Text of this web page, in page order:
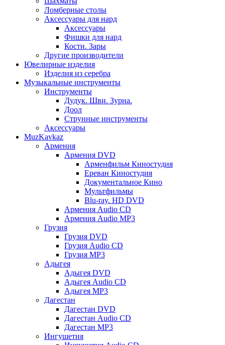
Ломберные столы
Аксессуары для нард
Аксессуары
Фишки для нард
Кости. Зары
Другие производители
Ювелирные изделия
Изделия из серебра
Музыкальные инструменты
Инструменты
Дудук. Шви. Зурна.
Доол
Струнные инструменты
Аксессуары
MuzKavkaz
Армения
Армения DVD
Арменфильм Киностудия
Ереван Киностудия
Документальное Кино
Мультфильмы
Blu-ray. HD DVD
Армения Audio CD
Армения Audio MP3
Грузия
Грузия DVD
Грузия Audio CD
Грузия MP3
Адыгея
Адыгея DVD
Адыгея Audio CD
Адыгея MP3
Дагестан
Дагестан DVD
Дагестан Audio CD
Дагестан MP3
Ингушетия